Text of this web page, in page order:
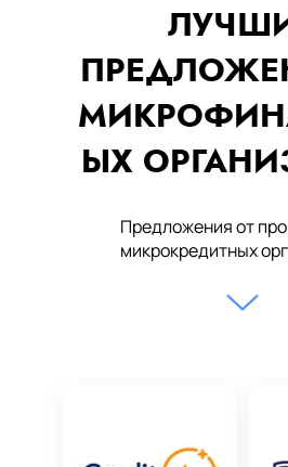
ЫХ
Предложения от
микрокредитных